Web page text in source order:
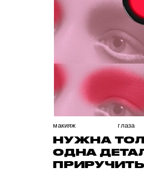
макияж глаза
НУЖНА
ОДНА
ПРИРУЧИТЬ